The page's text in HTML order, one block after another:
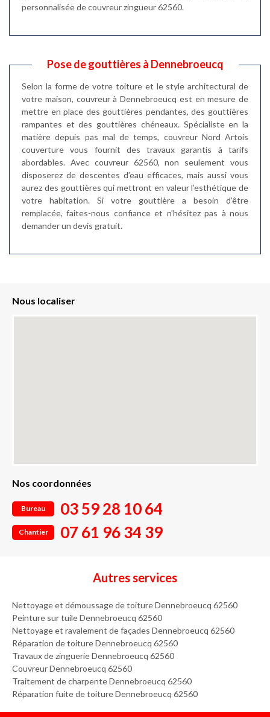
personnalisée de couvreur zingueur 62560.
Pose de gouttières à Dennebroeucq
Selon la forme de votre toiture et le style architectural de
votre maison, couvreur à Dennebroeucq est en mesure de
mettre en place des gouttières pendantes, des gouttières
rampantes et des gouttières chéneaux. Spécialiste en la
matière depuis pas mal de temps, couvreur Nord Artois
couverture vous fournit des travaux garantis à tarifs
abordables. Avec couvreur 62560, non seulement vous
disposerez de descentes d’eau efficaces, mais aussi vous
aurez des gouttières qui mettront en valeur l’esthétique de
votre habitation. Si votre gouttière a besoin d’être
remplacée, faites-nous confiance et n’hésitez pas à nous
demander un devis gratuit.
Nous localiser
Nos coordonnées
Bureau 03 59 28 10 64
Chantier 07 61 96 34 39
Autres services
Nettoyage et démoussage de toiture Dennebroeucq 62560
Peinture sur tuile Dennebroeucq 62560
Nettoyage et ravalement de façades Dennebroeucq 62560
Réparation de toiture Dennebroeucq 62560
Travaux de zinguerie Dennebroeucq 62560
Couvreur Dennebroeucq 62560
Traitement de charpente Dennebroeucq 62560
Réparation fuite de toiture Dennebroeucq 62560